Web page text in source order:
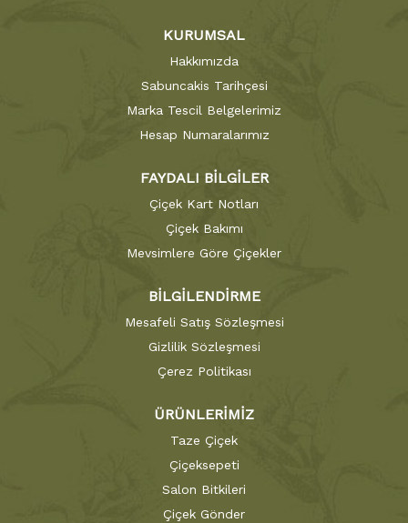
KURUMSAL
Hakkımızda
Sabuncakis Tarihçesi
Marka Tescil Belgelerimiz
Hesap Numaralarımız
FAYDALI BİLGİLER
Çiçek Kart Notları
Çiçek Bakımı
Mevsimlere Göre Çiçekler
BİLGİLENDİRME
Mesafeli Satış Sözleşmesi
Gizlilik Sözleşmesi
Çerez Politikası
ÜRÜNLERİMİZ
Taze Çiçek
Çiçeksepeti
Salon Bitkileri
Çiçek Gönder